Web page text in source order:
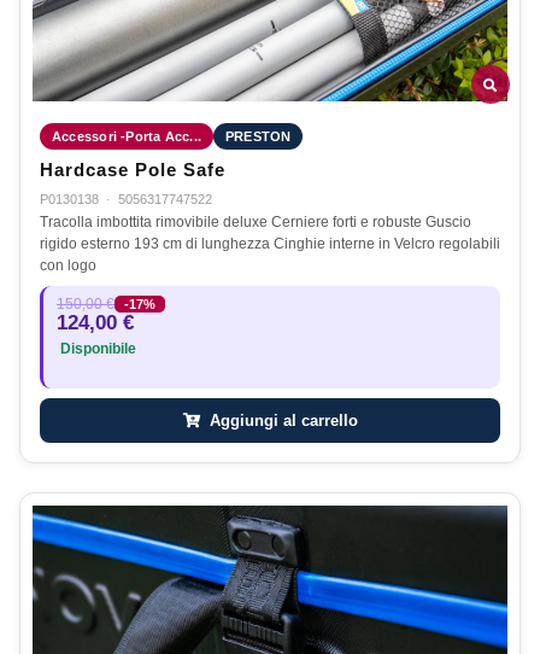
Accessori -Porta Acc... PRESTON
Hardcase Pole Safe
P0130138 · 5056317747522
Tracolla imbottita rimovibile deluxe Cerniere forti e robuste Guscio
rigido esterno 193 cm di lunghezza Cinghie interne in Velcro regolabili
con logo
150,00 € -17%
124,00 €
Disponibile
Aggiungi al carrello